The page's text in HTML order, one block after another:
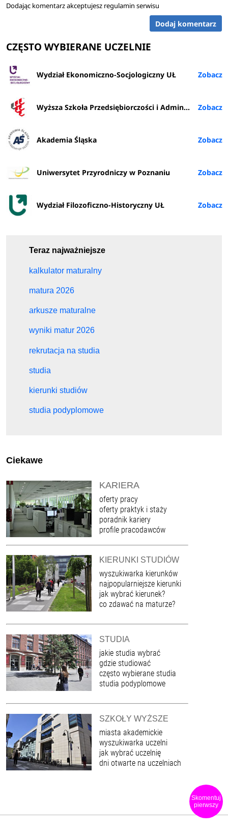
Dodając komentarz akceptujesz regulamin serwisu
Dodaj komentarz
Skomentuj
pierwszy
CZĘSTO WYBIERANE UCZELNIE
Wydział Ekonomiczno-Socjologiczny UŁ
Wyższa Szkoła Przedsiębiorczości i Administracji w Lublinie
Akademia Śląska
Uniwersytet Przyrodniczy w Poznaniu
Wydział Filozoficzno-Historyczny UŁ
Teraz najważniejsze
kalkulator maturalny
matura 2026
arkusze maturalne
wyniki matur 2026
rekrutacja na studia
studia
kierunki studiów
studia podyplomowe
Ciekawe
KARIERA
oferty pracy
oferty praktyk i staży
poradnik kariery
profile pracodawców
KIERUNKI STUDIÓW
wyszukiwarka kierunków
najpopularniejsze kierunki
jak wybrać kierunek?
co zdawać na maturze?
STUDIA
jakie studia wybrać
gdzie studiować
często wybierane studia
studia podyplomowe
SZKOŁY WYŻSZE
miasta akademickie
wyszukiwarka uczelni
jak wybrać uczelnię
dni otwarte na uczelniach